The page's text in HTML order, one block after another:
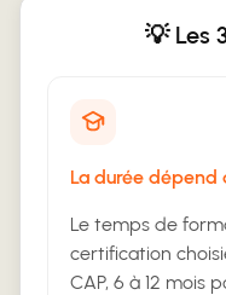
💡 Les
La durée dépend
Le temps de
certification
CAP, 6 à 12 mois